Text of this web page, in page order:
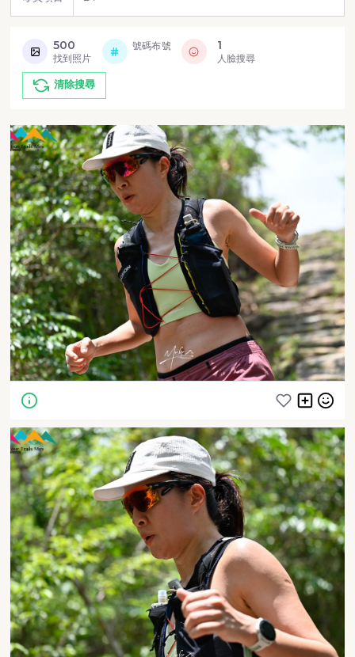
500
找到照片
號碼布號 1
人臉搜尋
清除搜尋